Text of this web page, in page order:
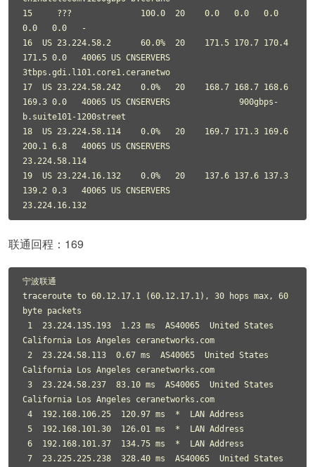
15     ???              100.0  20    0.0   0.0   0.0
0.0   0.0   -
16  US 23.224.58.2      60.0%  20    171.5 170.7 170.4
171.5 0.0   40065 US CNSERVERS
3tbps.gdi.l101.core1.ceranetwo
17  US 23.224.58.242    0.0%   20    168.7 168.7 168.6
169.3 0.0   40065 US CNSERVERS              900gbps-
b.suite101-1200street
18  US 23.224.58.114    0.0%   20    169.7 171.3 169.6
200.1 6.8   40065 US CNSERVERS
23.224.58.114
19  US 23.224.16.132    0.0%   20    137.6 137.6 137.3
139.2 0.3   40065 US CNSERVERS
23.224.16.132
联通回程：169
宁波联通
traceroute to 60.12.17.1 (60.12.17.1), 30 hops max, 60
byte packets
California Los Angeles ceranetworks.com
California Los Angeles ceranetworks.com
California Los Angeles ceranetworks.com